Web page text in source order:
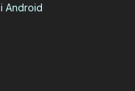
Android